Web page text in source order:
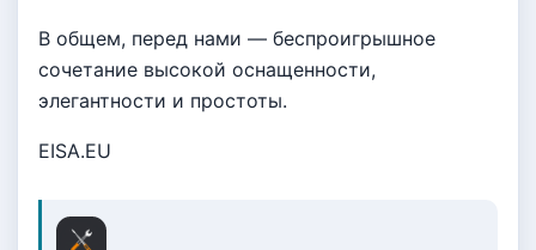
В общем, перед нами — беспроигрышное
сочетание высокой оснащенности,
элегантности и простоты.
EISA.EU